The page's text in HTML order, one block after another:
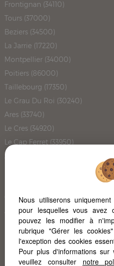
Frontignan (34110)
Tours (37000)
Beziers (34500)
La Jarrie (17220)
Montpellier (34000)
Poitiers (86000)
Taillebourg (17350)
Le Grau Du Roi (30240)
Ares (33740)
Le Cres (34920)
Le Cap Ferret (33950)
Angouleme (16000)
Pont L'abbe D'arnoult (17250)
Carignan De Bordeaux (33360)
Juicq (17770)
Bouliac (33270)
L'immobilier à Poitiers
L'immobilier à la Rochelle
Nous utiliserons
pour lesquelles vous avez
pouvez les modifier à
rubrique "Gérer les
l'exception des cookies
Pour plus d'informations sur
veuillez consulter notre